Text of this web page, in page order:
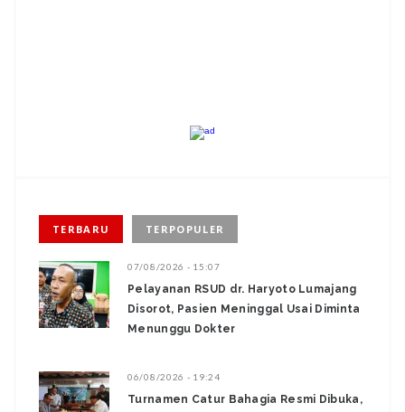
TERBARU TERPOPULER
07/08/2026 - 15:07
Pelayanan RSUD dr. Haryoto Lumajang
Disorot, Pasien Meninggal Usai Diminta
Menunggu Dokter
06/08/2026 - 19:24
Turnamen Catur Bahagia Resmi Dibuka,